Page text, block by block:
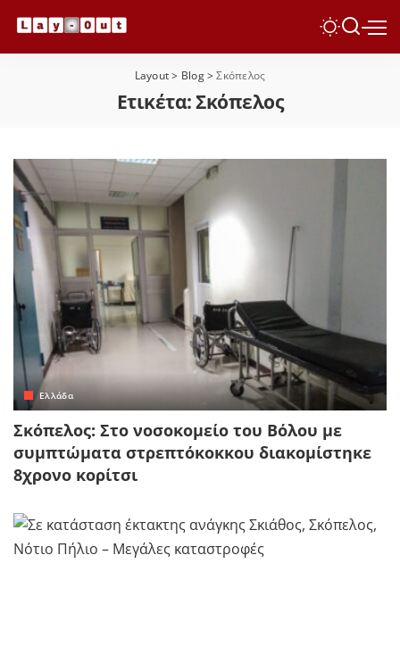
Layout> Blog>Σκόπελος
Ετικέτα:Σκόπελος
Ελλάδα
Σκόπελος: Στο νοσοκομείο του Βόλου με
συμπτώματα στρεπτόκοκκου διακομίστηκε
8χρονο κορίτσι